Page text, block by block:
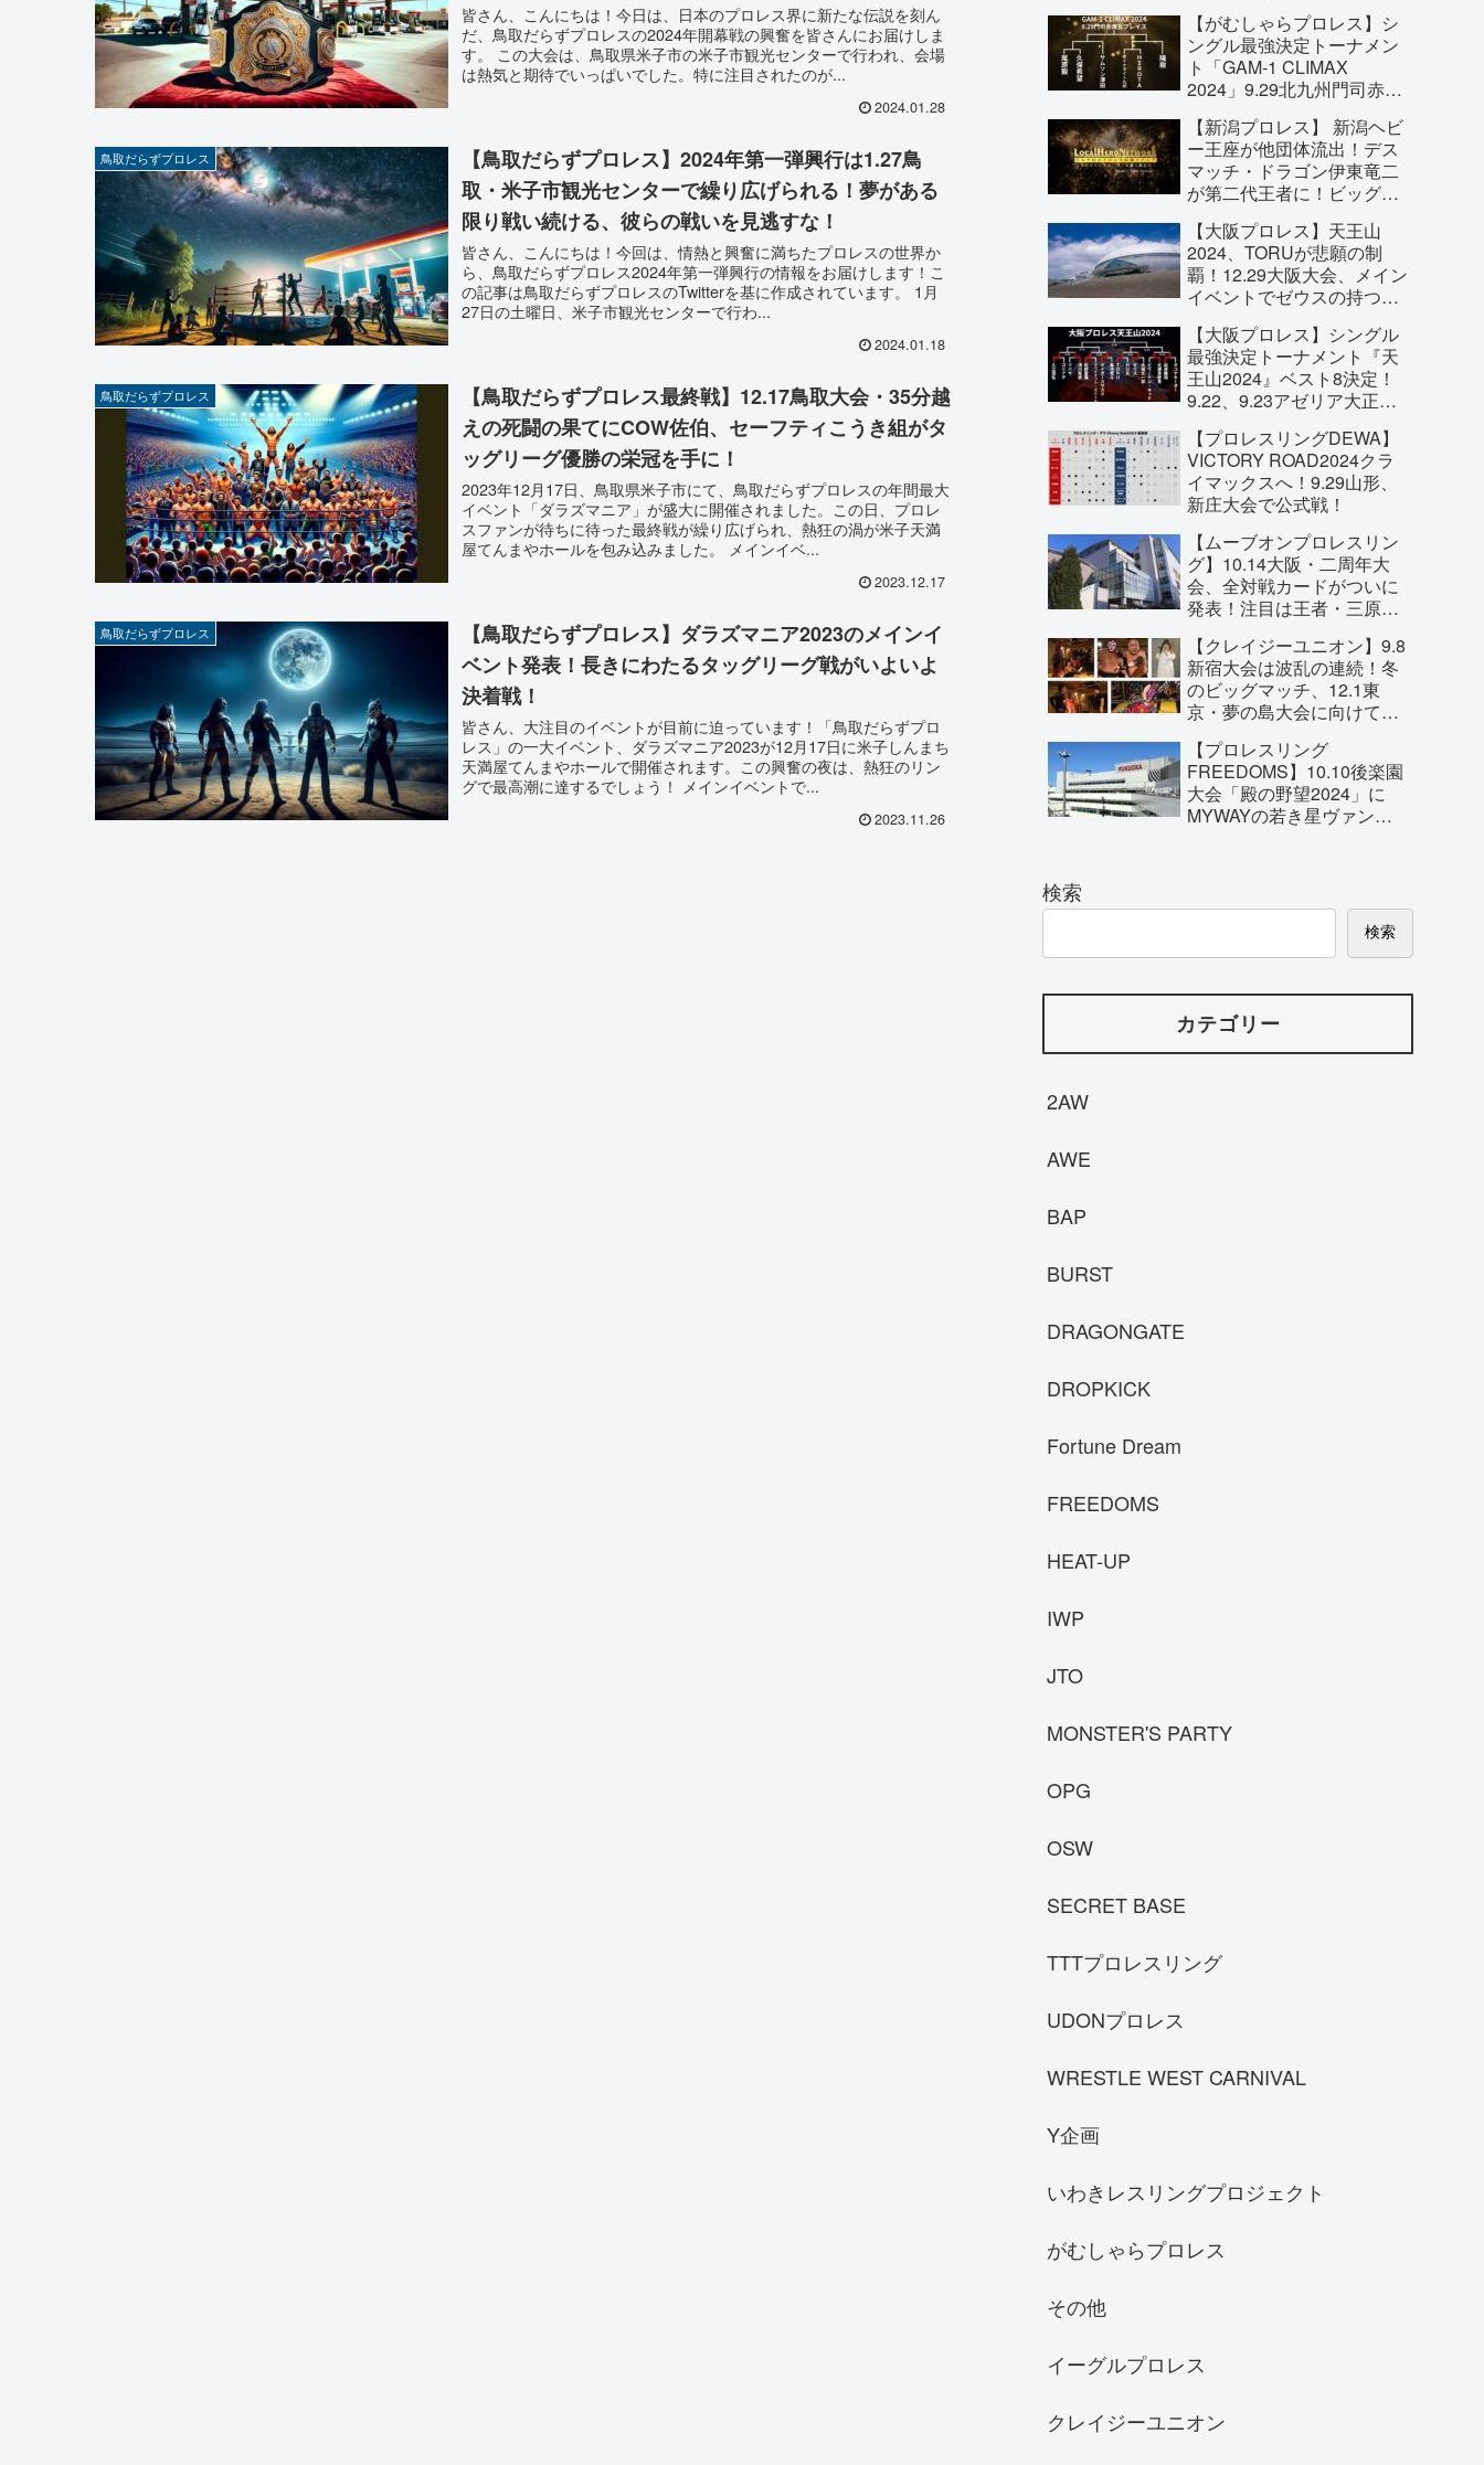
皆さん、こんにちは！今日は、日本のプロレス界に新たな伝説を刻ん
だ、鳥取だらずプロレスの2024年開幕戦の興奮を皆さんにお届けしま
す。 この大会は、鳥取県米子市の米子市観光センターで行われ、会場
は熱気と期待でいっぱいでした。特に注目されたのが...
2024.01.28
鳥取だらずプロレス
【鳥取だらずプロレス】2024年第一弾興行は1.27鳥
取・米子市観光センターで繰り広げられる！夢がある
限り戦い続ける、彼らの戦いを見逃すな！
皆さん、こんにちは！今回は、情熱と興奮に満ちたプロレスの世界か
ら、鳥取だらずプロレス2024年第一弾興行の情報をお届けします！こ
の記事は鳥取だらずプロレスのTwitterを基に作成されています。 1月
27日の土曜日、米子市観光センターで行わ...
2024.01.18
鳥取だらずプロレス
【鳥取だらずプロレス最終戦】12.17鳥取大会・35分越
えの死闘の果てにCOW佐伯、セーフティこうき組がタ
ッグリーグ優勝の栄冠を手に！
2023年12月17日、鳥取県米子市にて、鳥取だらずプロレスの年間最大
イベント「ダラズマニア」が盛大に開催されました。この日、プロレ
スファンが待ちに待った最終戦が繰り広げられ、熱狂の渦が米子天満
屋てんまやホールを包み込みました。 メインイベ...
2023.12.17
鳥取だらずプロレス
【鳥取だらずプロレス】ダラズマニア2023のメインイ
ベント発表！長きにわたるタッグリーグ戦がいよいよ
決着戦！
皆さん、大注目のイベントが目前に迫っています！「鳥取だらずプロ
レス」の一大イベント、ダラズマニア2023が12月17日に米子しんまち
天満屋てんまやホールで開催されます。この興奮の夜は、熱狂のリン
グで最高潮に達するでしょう！ メインイベントで...
2023.11.26
を目指す！
【がむしゃらプロレス】シ
ングル最強決定トーナメン
ト「GAM-1 CLIMAX
2024」9.29北九州門司赤煉
【新潟プロレス】 新潟ヘビ
ー王座が他団体流出！デス
マッチ・ドラゴン伊東竜二
が第二代王者に！ビッグ・
名乗り！新潟プロレスを10
年間支えてきた意地があ
る！
【大阪プロレス】天王山
2024、TORUが悲願の制
覇！12.29大阪大会、メイン
イベントでゼウスの持つ大
決定！
【大阪プロレス】シングル
最強決定トーナメント『天
王山2024』ベスト8決定！
9.22、9.23アゼリア大正で
な！
【プロレスリングDEWA】
VICTORY ROAD2024クラ
イマックスへ！9.29山形、
新庄大会で公式戦！
【ムーブオンプロレスリン
グ】10.14大阪・二周年大
会、全対戦カードがついに
発表！注目は王者・三原一
MoveOn無差別王座戦！
【クレイジーユニオン】9.8
新宿大会は波乱の連続！冬
のビッグマッチ、12.1東
京・夢の島大会に向けて対
に！
【プロレスリング
FREEDOMS】10.10後楽園
大会「殿の野望2024」に
MYWAYの若き星ヴァンヴ
検索
検索
カテゴリー
2AW
AWE
BAP
BURST
DRAGONGATE
DROPKICK
Fortune Dream
FREEDOMS
HEAT-UP
IWP
JTO
MONSTER'S PARTY
OPG
OSW
SECRET BASE
TTTプロレスリング
UDONプロレス
WRESTLE WEST CARNIVAL
Y企画
いわきレスリングプロジェクト
がむしゃらプロレス
その他
イーグルプロレス
クレイジーユニオン